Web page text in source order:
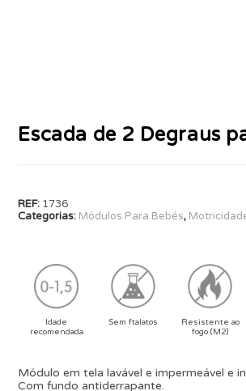
Escada de 2 Degraus
REF: 1736
Categorias: Módulos Para Bebés,
Idade
recomendada
Sem ftalatos
Resistente ao
fogo (M2)
Módulo em tela lavável e impermeável e
Com fundo antiderrapante.